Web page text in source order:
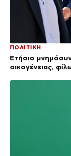
ΠΟΛΙΤΙΚΗ
Ετήσιο
οικογένειας,